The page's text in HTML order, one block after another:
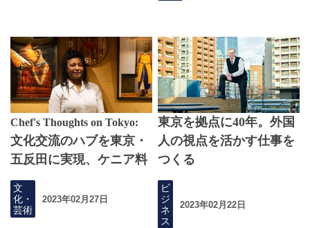
Chef's Thoughts on Tokyo:
文化交流のハブを東京・
五反田に実現、ケニア料
理店オーナーのあゆみ
文
化・
芸術
2023年02月27日
東京を拠点に40年。外国
人の視点を活かす仕事を
つくる
ビ
ジ
ネ
ス
2023年02月22日